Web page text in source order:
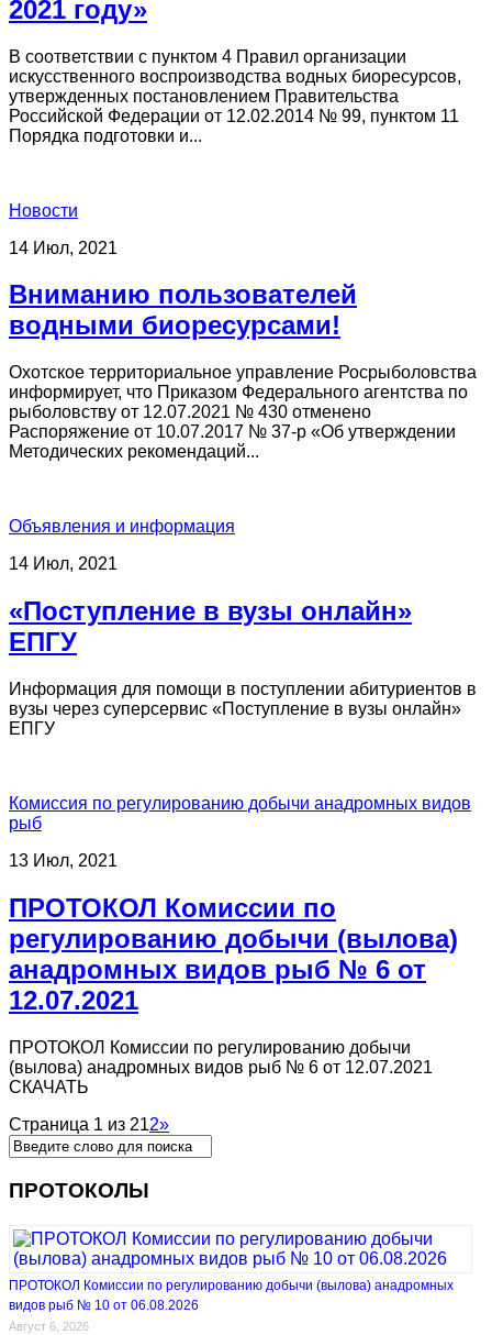
2021 году»
В соответствии с пунктом 4 Правил организации
искусственного воспроизводства водных биоресурсов,
утвержденных постановлением Правительства
Российской Федерации от 12.02.2014 № 99, пунктом 11
Порядка подготовки и...
Новости
14 Июл, 2021
Вниманию пользователей
водными биоресурсами!
Охотское территориальное управление Росрыболовства
информирует, что Приказом Федерального агентства по
рыболовству от 12.07.2021 № 430 отменено
Распоряжение от 10.07.2017 № 37-р «Об утверждении
Методических рекомендаций...
Объявления и информация
14 Июл, 2021
«Поступление в вузы онлайн»
ЕПГУ
Информация для помощи в поступлении абитуриентов в
вузы через суперсервис «Поступление в вузы онлайн»
ЕПГУ
Комиссия по регулированию добычи анадромных видов
рыб
13 Июл, 2021
ПРОТОКОЛ Комиссии по
регулированию добычи (вылова)
анадромных видов рыб № 6 от
12.07.2021
ПРОТОКОЛ Комиссии по регулированию добычи
(вылова) анадромных видов рыб № 6 от 12.07.2021
СКАЧАТЬ
Страница 1 из 212»
ПРОТОКОЛЫ
ПРОТОКОЛ Комиссии по регулированию добычи (вылова) анадромных
видов рыб № 10 от 06.08.2026
Август 6, 2026